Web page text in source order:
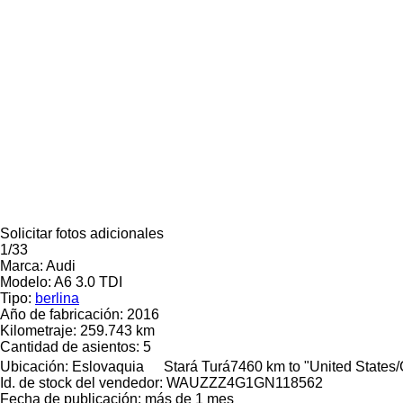
Solicitar fotos adicionales
1/33
Marca: Audi
Modelo: A6 3.0 TDI
Tipo: berlina
Año de fabricación: 2016
Kilometraje: 259.743 km
Cantidad de asientos: 5
Ubicación: Eslovaquia Stará Turá7460 km to "United
Id. de stock del vendedor: WAUZZZ4G1GN118562
Fecha de publicación: más de 1 mes